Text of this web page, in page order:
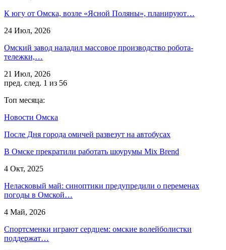
К югу от Омска, возле «Ясной Поляны», планируют…
24 Июл, 2026
Омский завод наладил массовое производство робота-
тележки,…
21 Июл, 2026
пред. след. 1 из 56
Топ месяца:
Новости Омска
После Дня города омичей развезут на автобусах
В Омске прекратили работать шоурумы Mix Brend
4 Окт, 2025
Неласковый май: синоптики предупредили о переменах
погоды в Омской…
4 Май, 2026
Спортсменки играют сердцем: омские волейболистки
поддержат…